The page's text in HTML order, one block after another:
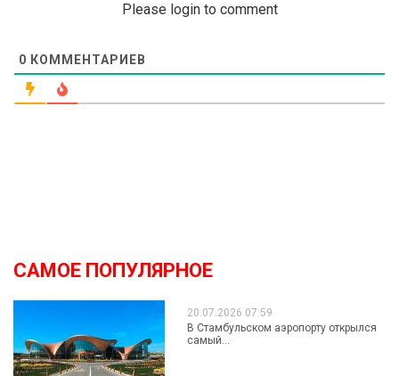
Please login to comment
0 КОММЕНТАРИЕВ
САМОЕ ПОПУЛЯРНОЕ
20.07.2026 07:59
В Стамбульском аэропорту открылся
самый...